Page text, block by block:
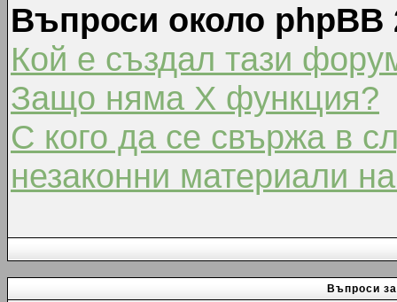
Въпроси около phpBB
Кой е създал тази
Защо няма X функция?
С кого да се свържа в
незаконни материали
Въпроси